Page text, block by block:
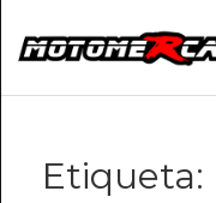
Etiqueta: